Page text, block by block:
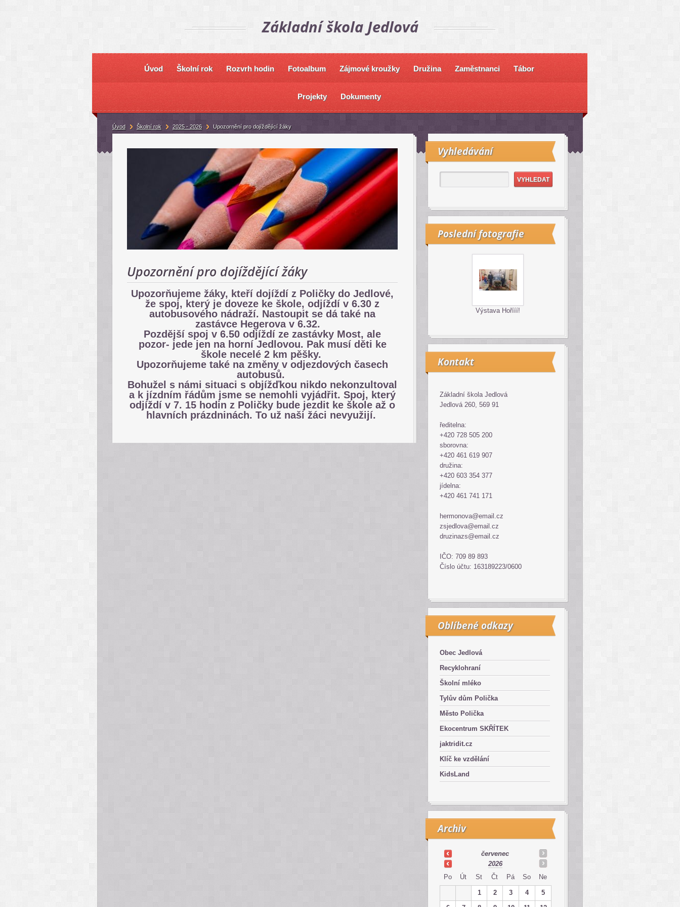
Základní škola Jedlová
Úvod Školní rok Rozvrh hodin Fotoalbum Zájmové kroužky Družina Zaměstnanci Tábor
Projekty Dokumenty
Upozornění pro dojíždějící žáky
Upozorňujeme žáky, kteří dojíždí z Poličky do Jedlové,
že spoj, který je doveze ke škole, odjíždí v 6.30 z
autobusového nádraží. Nastoupit se dá také na
zastávce Hegerova v 6.32.
Pozdější spoj v 6.50 odjíždí ze zastávky Most, ale
pozor- jede jen na horní Jedlovou. Pak musí děti ke
škole necelé 2 km pěšky.
Upozorňujeme také na změny v odjezdových časech
autobusů.
Bohužel s námi situaci s objížďkou nikdo nekonzultoval
a k jízdním řádům jsme se nemohli vyjádřit. Spoj, který
odjíždí v 7. 15 hodin z Poličky bude jezdit ke škole až o
hlavních prázdninách. To už naši žáci nevyužijí.
Vyhledávání
Poslední fotografie
Výstava Hořííí!
Kontakt
Základní škola Jedlová
Jedlová 260, 569 91
ředitelna:
+420 728 505 200
sborovna:
+420 461 619 907
družina:
+420 603 354 377
jídelna:
+420 461 741 171
hermonova@email.cz
zsjedlova@email.cz
druzinazs@email.cz
IČO: 709 89 893
Číslo účtu: 163189223/0600
Oblíbené odkazy
Obec Jedlová
Recyklohraní
Školní mléko
Tylův dům Polička
Město Polička
Ekocentrum SKŘÍTEK
jaktridit.cz
Klíč ke vzdělání
KidsLand
Archiv
červenec
2026
Po
Út St Čt Pá So Ne
1 2 3 4
5
Úvod Školní rok 2025 - 2026 Upozornění pro dojíždějící žáky